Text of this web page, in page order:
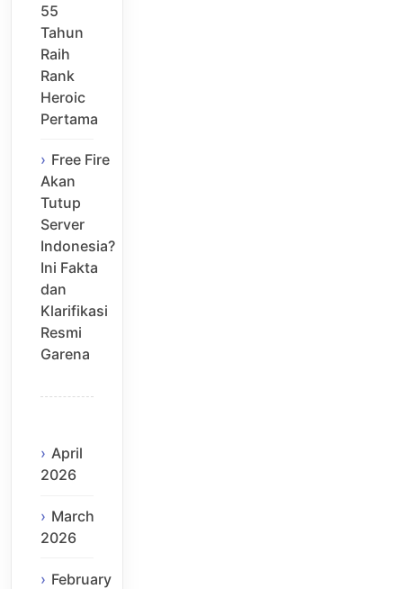
55
Tahun
Raih
Rank
Heroic
Pertama
Free Fire
Akan
Tutup
Server
Indonesia?
Ini Fakta
dan
Klarifikasi
Resmi
Garena
April
2026
March
2026
February